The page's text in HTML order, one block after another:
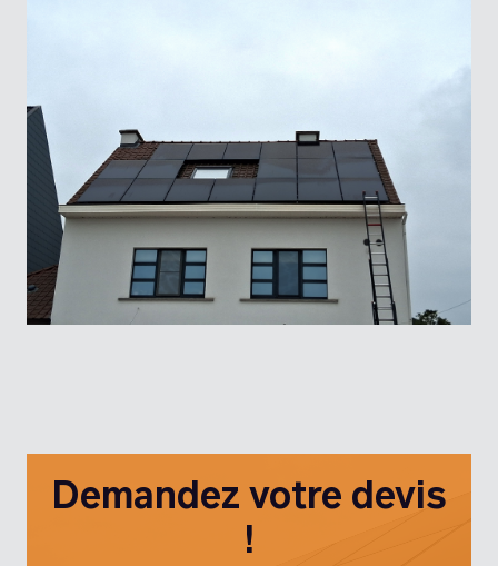
Demandez votre devis
!